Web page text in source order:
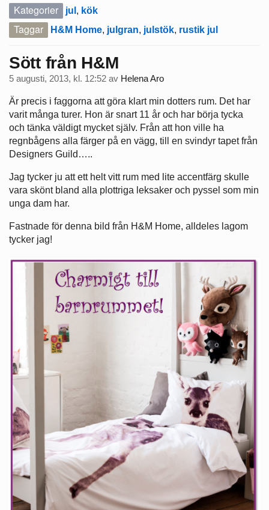
Kategorier jul , kök
Taggar H&M Home, julgran, julstök, rustik jul
Sött från H&M
5 augusti, 2013, kl. 12:52 av Helena Aro
Är precis i faggorna att göra klart min dotters rum. Det har
varit många turer. Hon är snart 11 år och har börja tycka
och tänka väldigt mycket själv. Från att hon ville ha
regnbågens alla färger på en vägg, till en svindyr tapet från
Designers Guild…..
Jag tycker ju att ett helt vitt rum med lite accentfärg skulle
vara skönt bland alla plottriga leksaker och pyssel som min
unga dam har.
Fastnade för denna bild från H&M Home, alldeles lagom
tycker jag!